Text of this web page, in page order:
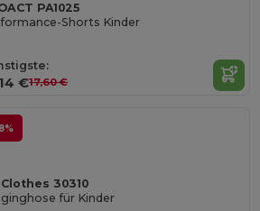
PA1025
Shorts Kinder
€17,60 €
30310
für Kinder